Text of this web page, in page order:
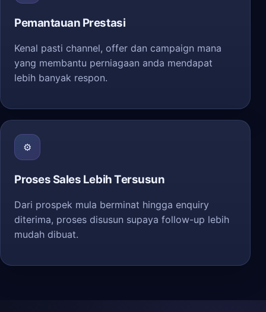
Pemantauan Prestasi
Kenal pasti channel, offer dan campaign mana
yang membantu perniagaan anda mendapat
lebih banyak respon.
⚙️
Proses Sales Lebih Tersusun
Dari prospek mula berminat hingga enquiry
diterima, proses disusun supaya follow-up lebih
mudah dibuat.